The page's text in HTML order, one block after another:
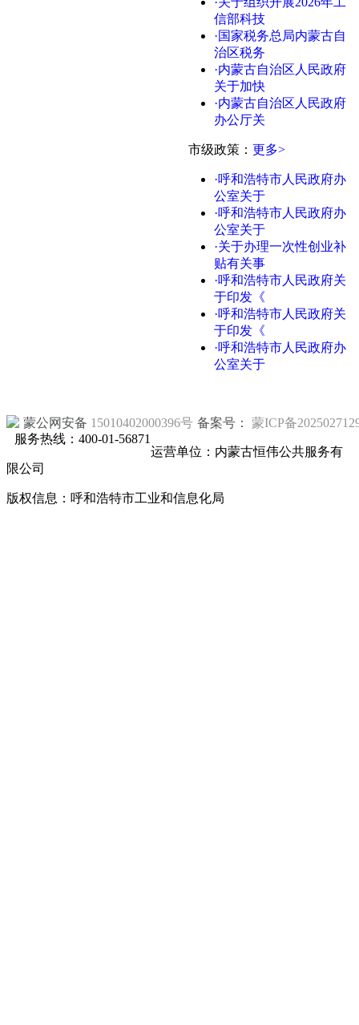
信部科技
·国家税务总局内蒙古自
治区税务
·内蒙古自治区人民政府
关于加快
·内蒙古自治区人民政府
办公厅关
市级政策： 更多>
·呼和浩特市人民政府办
公室关于
·呼和浩特市人民政府办
公室关于
·关于办理一次性创业补
贴有关事
·呼和浩特市人民政府关
于印发《
·呼和浩特市人民政府关
于印发《
·呼和浩特市人民政府办
公室关于
蒙公网安备 15010402000396号 备案号：
蒙ICP备
服务热线：400-01-56871
运营单位：内蒙古恒伟公共服务有
限公司
版权信息：呼和浩特市工业和信息化局